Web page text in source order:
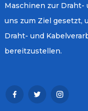
Maschinen zur Draht-
uns zum Ziel gesetzt,
Draht- und
bereitzustellen.